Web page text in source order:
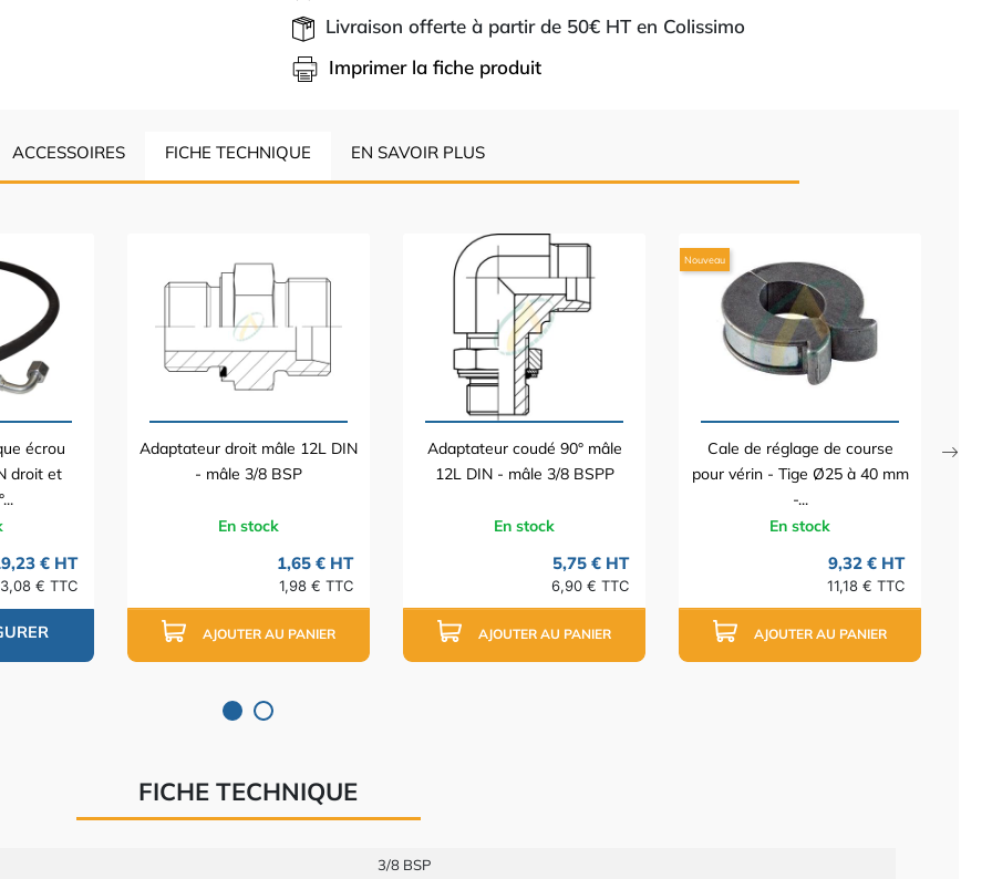
Livraison offerte à partir de 50€ HT en Colissimo
Imprimer la fiche produit
ACCESSOIRES FICHE TECHNIQUE EN SAVOIR PLUS
écrou
droit et
€ HT
€ TTC
Adaptateur droit mâle 12L DIN
- mâle 3/8 BSP
En stock
1,65 € HT
1,98 € TTC
AJOUTER AU PANIER
Adaptateur coudé 90° mâle
12L DIN - mâle 3/8 BSPP
En stock
5,75 € HT
6,90 € TTC
AJOUTER AU PANIER
Cale de réglage de course
pour vérin - Tige Ø25 à 40 mm
-...
En stock
9,32 € HT
11,18 € TTC
Nouveau
AJOUTER AU PANIER
FICHE TECHNIQUE
3/8 BSP